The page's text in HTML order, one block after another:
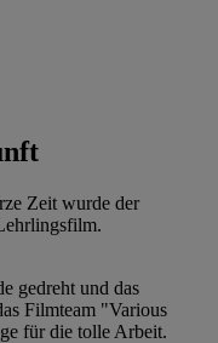
Zeit wurde der
gedreht und das
Filmteam "Various
für die tolle Arbeit.